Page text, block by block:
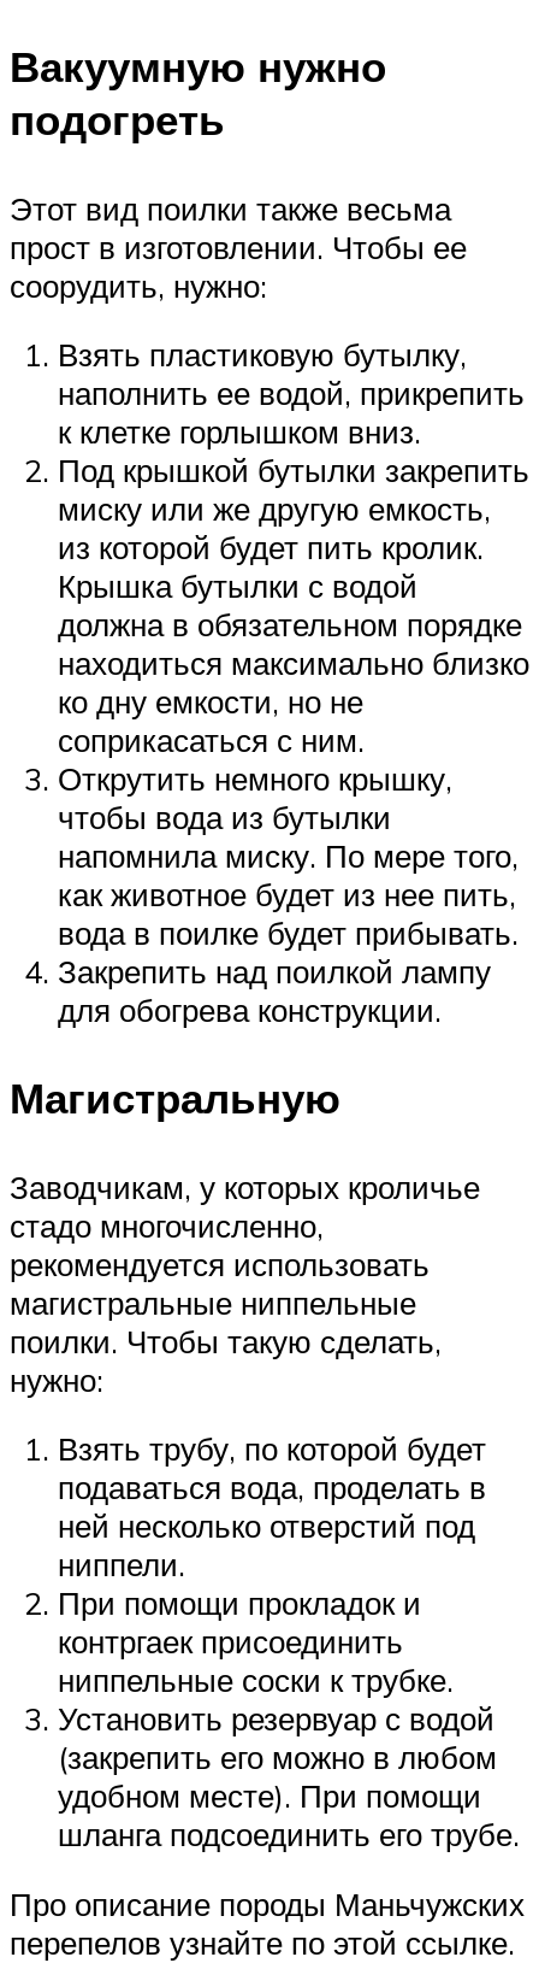
Вакуумную нужно
подогреть
Этот вид поилки также весьма
прост в изготовлении. Чтобы ее
соорудить, нужно:
Взять пластиковую бутылку,
наполнить ее водой, прикрепить
к клетке горлышком вниз.
Под крышкой бутылки закрепить
миску или же другую емкость,
из которой будет пить кролик.
Крышка бутылки с водой
должна в обязательном порядке
находиться максимально близко
ко дну емкости, но не
соприкасаться с ним.
Открутить немного крышку,
чтобы вода из бутылки
напомнила миску. По мере того,
как животное будет из нее пить,
вода в поилке будет прибывать.
Закрепить над поилкой лампу
для обогрева конструкции.
Магистральную
Заводчикам, у которых кроличье
стадо многочисленно,
рекомендуется использовать
магистральные ниппельные
поилки. Чтобы такую сделать,
нужно:
Взять трубу, по которой будет
подаваться вода, проделать в
ней несколько отверстий под
ниппели.
При помощи прокладок и
контргаек присоединить
ниппельные соски к трубке.
Установить резервуар с водой
(закрепить его можно в любом
удобном месте). При помощи
шланга подсоединить его трубе.
Про описание породы Маньчужских
перепелов узнайте по этой ссылке.